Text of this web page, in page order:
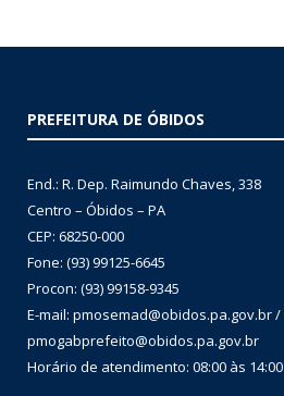
PREFEITURA DE ÓBIDOS
End.: R. Dep. Raimundo Chaves, 338
Centro – Óbidos – PA
CEP: 68250-000
Fone: (93) 99125-6645
Procon: (93) 99158-9345
E-mail: pmosemad@obidos.pa.gov.br /
pmogabprefeito@obidos.pa.gov.br
Horário de atendimento: 08:00 às 14:00